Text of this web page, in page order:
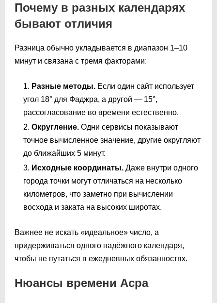
Почему в разных календарях
бывают отличия
Разница обычно укладывается в диапазон 1–10
минут и связана с тремя факторами:
Разные методы. Если один сайт использует
угол 18° для Фаджра, а другой — 15°,
рассогласование во времени естественно.
Округление. Одни сервисы показывают
точное вычисленное значение, другие округляют
до ближайших 5 минут.
Исходные координаты. Даже внутри одного
города точки могут отличаться на несколько
километров, что заметно при вычислении
восхода и заката на высоких широтах.
Важнее не искать «идеальное» число, а
придерживаться одного надёжного календаря,
чтобы не путаться в ежедневных обязанностях.
Нюансы времени Асра